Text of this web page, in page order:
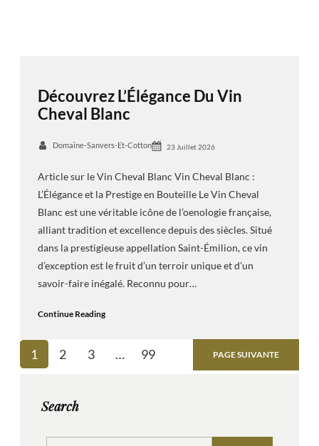
Découvrez L’Élégance Du Vin
Cheval Blanc
Domaine-Sanvers-Et-Cotton 23 Juillet 2026
Article sur le Vin Cheval Blanc Vin Cheval Blanc :
L’Élégance et la Prestige en Bouteille Le Vin Cheval
Blanc est une véritable icône de l’oenologie française,
alliant tradition et excellence depuis des siècles. Situé
dans la prestigieuse appellation Saint-Émilion, ce vin
d’exception est le fruit d’un terroir unique et d’un
savoir-faire inégalé. Reconnu pour…
Continue Reading
1 2 3 … 99 PAGE SUIVANTE
Search